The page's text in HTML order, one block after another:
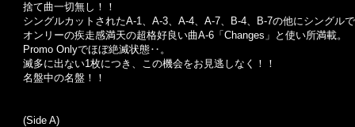
捨て曲一切無し！！
シングルカットされたA-1、A-3、A-4、A-7、B-4、B-7の他にシング
オンリーの疾走感満天の超格好良い曲A-6「Changes」と使い所満載。
Promo Onlyでほぼ絶滅状態‥。
滅多に出ない1枚につき、この機会をお見逃しなく！！
名盤中の名盤！！
(Side A)